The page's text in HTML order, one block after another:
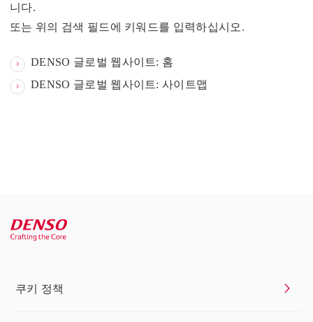
니다.
또는 위의 검색 필드에 키워드를 입력하십시오.
DENSO 글로벌 웹사이트: 홈
DENSO 글로벌 웹사이트: 사이트맵
쿠키 정책